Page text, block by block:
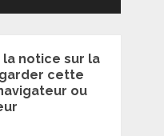
la notice sur la
cette
ou